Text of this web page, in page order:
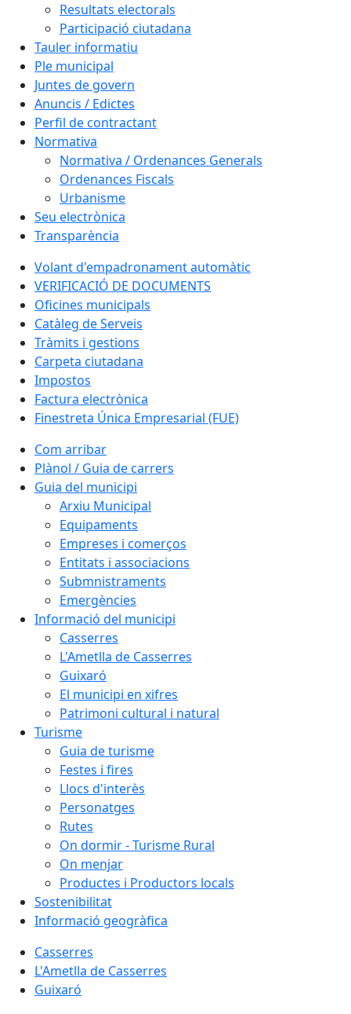
Resultats electorals
Participació ciutadana
Tauler informatiu
Ple municipal
Juntes de govern
Anuncis / Edictes
Perfil de contractant
Normativa
Normativa / Ordenances Generals
Ordenances Fiscals
Urbanisme
Seu electrònica
Transparència
Volant d'empadronament automàtic
VERIFICACIÓ DE DOCUMENTS
Oficines municipals
Catàleg de Serveis
Tràmits i gestions
Carpeta ciutadana
Impostos
Factura electrònica
Finestreta Única Empresarial (FUE)
Com arribar
Plànol / Guia de carrers
Guia del municipi
Arxiu Municipal
Equipaments
Empreses i comerços
Entitats i associacions
Submnistraments
Emergències
Informació del municipi
Casserres
L'Ametlla de Casserres
Guixaró
El municipi en xifres
Patrimoni cultural i natural
Turisme
Guia de turisme
Festes i fires
Llocs d'interès
Personatges
Rutes
On dormir - Turisme Rural
On menjar
Productes i Productors locals
Sostenibilitat
Informació geogràfica
Casserres
L'Ametlla de Casserres
Guixaró